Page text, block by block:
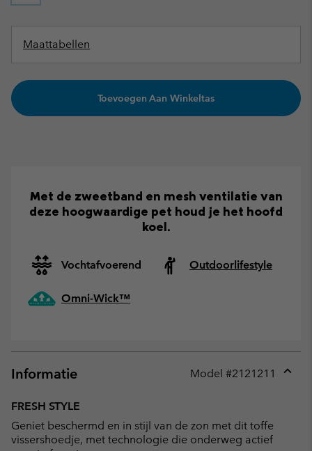
Maattabellen
Toevoegen Aan Winkeltas
Met de zweetband en mesh ventilatie van
deze hoogwaardige pet houd je het hoofd
koel.
Vochtafvoerend Outdoorlifestyle
Omni-Wick™
Informatie Model #2121211
FRESH STYLE
Geniet beschermd en in stijl van de zon met dit toffe
vissershoedje, met technologie die onderweg actief